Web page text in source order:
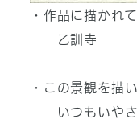
・作品に描かれ
乙訓寺
・この景観を描
いつもいやさ